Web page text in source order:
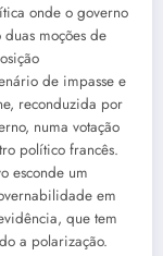
onde o governo
moções de
de impasse e
reconduzida por
numa votação
político francês.
esconde um
em
que tem
a polarização.